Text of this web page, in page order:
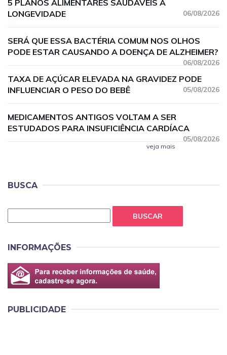
5 PLANOS ALIMENTARES SAUDÁVEIS À
LONGEVIDADE
06/08/2026
SERÁ QUE ESSA BACTÉRIA COMUM NOS OLHOS
PODE ESTAR CAUSANDO A DOENÇA DE ALZHEIMER?
06/08/2026
TAXA DE AÇÚCAR ELEVADA NA GRAVIDEZ PODE
INFLUENCIAR O PESO DO BEBÊ
05/08/2026
MEDICAMENTOS ANTIGOS VOLTAM A SER
ESTUDADOS PARA INSUFICIÊNCIA CARDÍACA
05/08/2026
veja mais
BUSCA
BUSCAR
INFORMAÇÕES
PUBLICIDADE